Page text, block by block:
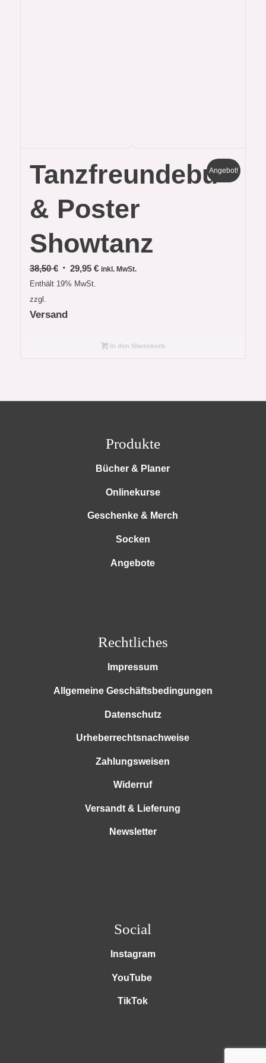
Tanzfreundebuch
& Poster
Showtanz
38,50€ 29,95 € inkl. MwSt.
Enthält 19% MwSt.
zzgl.
Versand
Angebot!
In den Warenkorb
Produkte
Bücher & Planer
Onlinekurse
Geschenke & Merch
Socken
Angebote
Rechtliches
Impressum
Allgemeine Geschäftsbedingungen
Datenschutz
Urheberrechtsnachweise
Zahlungsweisen
Widerruf
Versandt & Lieferung
Newsletter
Social
Instagram
YouTube
TikTok